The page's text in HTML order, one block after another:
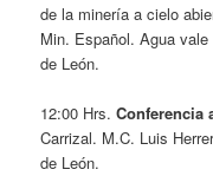
de la minería a cielo
Min. Español. Agua
de León.
12:00 Hrs.Conferencia
Carrizal. M.C. Luis
de León.